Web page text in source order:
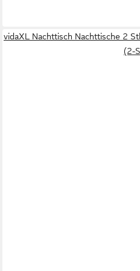
vidaXL Nachttisch Nachttische 2
(2-